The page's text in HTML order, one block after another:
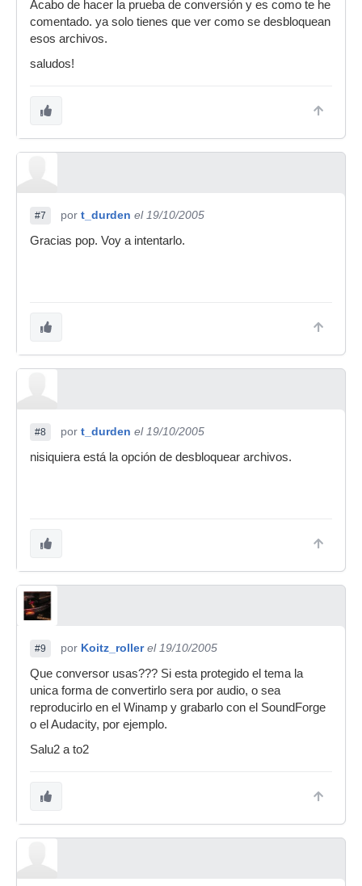
Acabo de hacer la prueba de conversión y es como te he
comentado. ya solo tienes que ver como se desbloquean
esos archivos.
saludos!
#7 por t_durden el 19/10/2005
Gracias pop. Voy a intentarlo.
#8 por t_durden el 19/10/2005
nisiquiera está la opción de desbloquear archivos.
#9 por Koitz_roller el 19/10/2005
Que conversor usas??? Si esta protegido el tema la
unica forma de convertirlo sera por audio, o sea
reproducirlo en el Winamp y grabarlo con el SoundForge
o el Audacity, por ejemplo.
Salu2 a to2